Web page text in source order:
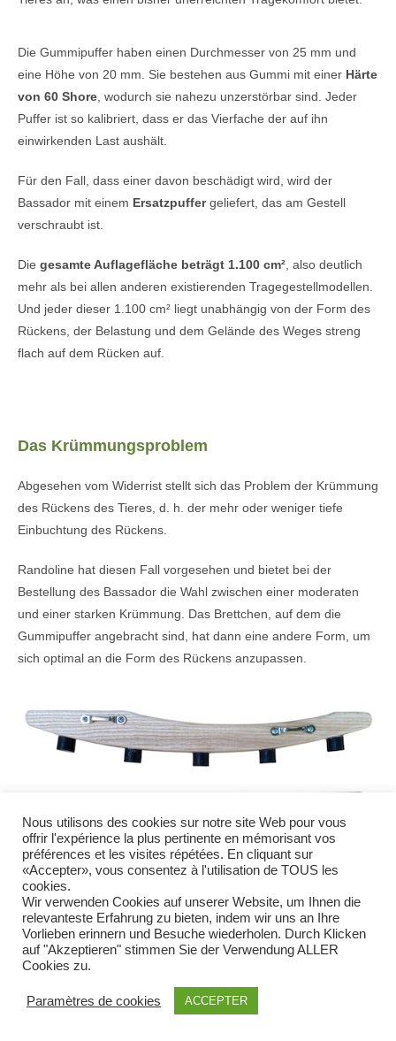
Die Gummipuffer haben einen Durchmesser von 25 mm und
eine Höhe von 20 mm. Sie bestehen aus Gummi mit einer Härte
von 60 Shore , wodurch sie nahezu unzerstörbar sind. Jeder
Puffer ist so kalibriert, dass er das Vierfache der auf ihn
einwirkenden Last aushält.
Für den Fall, dass einer davon beschädigt wird, wird der
Bassador mit einem Ersatzpuffergeliefert, das am Gestell
verschraubt ist.
Die gesamte Auflagefläche beträgt 1.100 cm² , also deutlich
mehr als bei allen anderen existierenden Tragegestellmodellen.
Und jeder dieser 1.100 cm² liegt unabhängig von der Form des
Rückens, der Belastung und dem Gelände des Weges streng
flach auf dem Rücken auf.
Das Krümmungsproblem
Abgesehen vom Widerrist stellt sich das Problem der Krümmung
des Rückens des Tieres, d. h. der mehr oder weniger tiefe
Einbuchtung des Rückens.
Randoline hat diesen Fall vorgesehen und bietet bei der
Bestellung des Bassador die Wahl zwischen einer moderaten
und einer starken Krümmung. Das Brettchen, auf dem die
Gummipuffer angebracht sind, hat dann eine andere Form, um
sich optimal an die Form des Rückens anzupassen.
Nous utilisons des cookies sur notre site Web pour vous
offrir l'expérience la plus pertinente en mémorisant vos
préférences et les visites répétées. En cliquant sur
«Accepter», vous consentez à l'utilisation de TOUS les
cookies.
Wir verwenden Cookies auf unserer Website, um Ihnen die
relevanteste Erfahrung zu bieten, indem wir uns an Ihre
Vorlieben erinnern und Besuche wiederholen. Durch Klicken
auf "Akzeptieren" stimmen Sie der Verwendung ALLER
Cookies zu.
Paramètres de cookies ACCEPTER